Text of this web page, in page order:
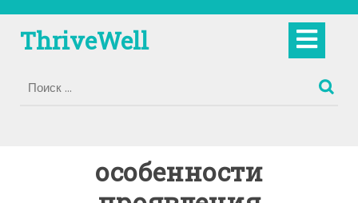
содержимому
ThriveWell
особенности